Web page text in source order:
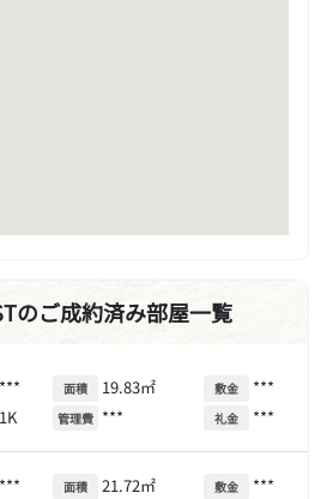
のご成約済み部屋一覧
***
1K
面積 19.83㎡
管理費 ***
敷金 ***
礼金 ***
*** 面積 21.72㎡ 敷金 ***